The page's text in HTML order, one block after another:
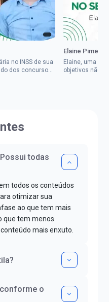
no INSS de sua
dos concursos
Elaine
Elaine, uma
objetivos não
todas
todos os conteúdos
otimizar sua
ao que tem mais
que tem menos
mais enxuto.
o